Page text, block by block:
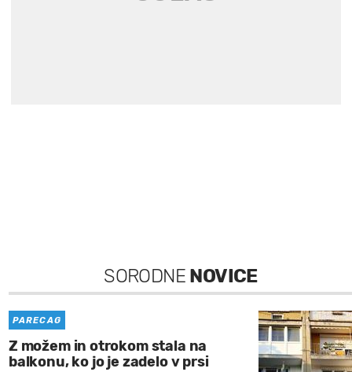
SORODNE NOVICE
PARECAG
Z možem in otrokom stala na
balkonu, ko jo je zadelo v prsi